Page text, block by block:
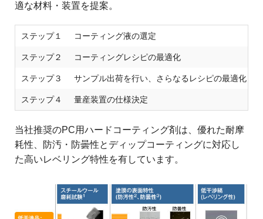
適な材料・装置を提案。
ステップ１ コーティング液の選定
ステップ２ コーティングレシピの最適化
ステップ３ サンプル出荷を行い、さらなるレシピの最適化
ステップ４ 量産装置の仕様決定
当社推奨のPC用ハードコーティング剤は、優れた耐摩
耗性、防汚・防曇性とディップコーティングに対応し
た高いレベリング特性を有しています。